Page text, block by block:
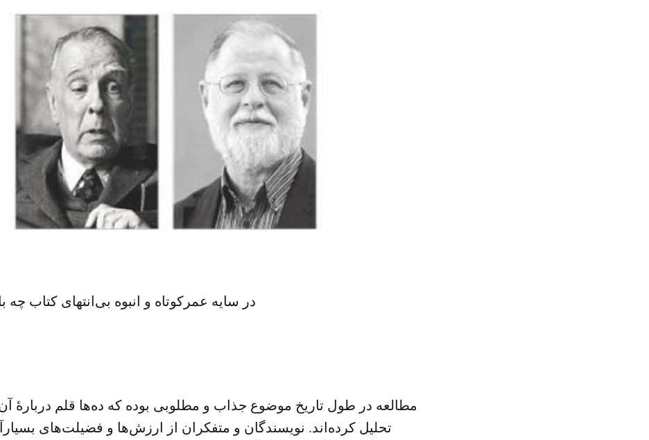
در سایه عمرکوتاه و انبوه بی‌انتهای کتاب چه
مطالعه در طول تاریخ موضوع جذاب و مطلوبی بوده که ده‌ها قلم دربارهٔ
تحلیل کرده‌اند. نویسندگان و متفکران از ارزش‌ها و فضیلت‌های